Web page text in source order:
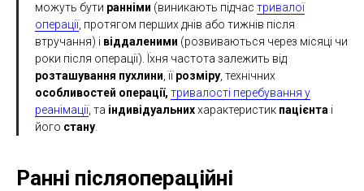
можуть бути ранніми (виникають підчас тривалої
операції, протягом перших днів або тижнів після
втручання) і віддаленими (розвиваються через місяці чи
роки після операції). Їхня частота залежить від
розташування пухлини , їїрозміру , технічних
особливостей операції, тривалості перебування у
реанімації, та індивідуальниххарактеристик пацієнта і
його стану
Ранні післяопераційні